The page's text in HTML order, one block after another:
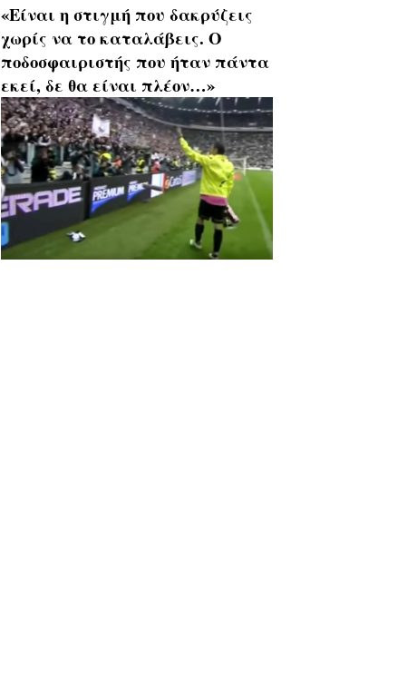
«Είναι η στιγμή που δακρύζεις
χωρίς να το καταλάβεις. Ο
ποδοσφαιριστής που ήταν πάντα
εκεί, δε θα είναι πλέον…»